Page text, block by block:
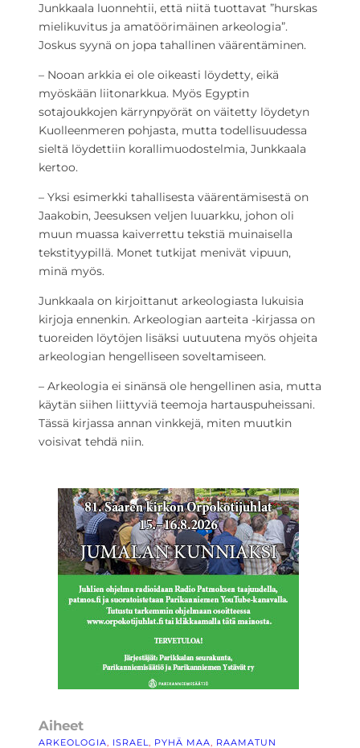
Junkkaala luonnehtii, että niitä tuottavat ”hurskas
mielikuvitus ja amatöörimäinen arkeologia”.
Joskus syynä on jopa tahallinen väärentäminen.
– Nooan arkkia ei ole oikeasti löydetty, eikä
myöskään liitonarkkua. Myös Egyptin
sotajoukkojen kärrynpyörät on väitetty löydetyn
Kuolleenmeren pohjasta, mutta todellisuudessa
sieltä löydettiin korallimuodostelmia, Junkkaala
kertoo.
– Yksi esimerkki tahallisesta väärentämisestä on
Jaakobin, Jeesuksen veljen luuarkku, johon oli
muun muassa kaiverrettu tekstiä muinaisella
tekstityypillä. Monet tutkijat menivät vipuun,
minä myös.
Junkkaala on kirjoittanut arkeologiasta lukuisia
kirjoja ennenkin. Arkeologian aarteita -kirjassa on
tuoreiden löytöjen lisäksi uutuutena myös ohjeita
arkeologian hengelliseen soveltamiseen.
– Arkeologia ei sinänsä ole hengellinen asia, mutta
käytän siihen liittyviä teemoja hartauspuheissani.
Tässä kirjassa annan vinkkejä, miten muutkin
voisivat tehdä niin.
Aiheet
ARKEOLOGIA, ISRAEL, PYHÄ MAA, RAAMATUN